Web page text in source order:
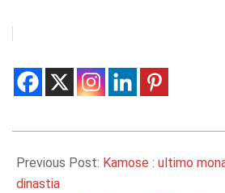
09-
05
Previous Post: Kamose : ultimo
dinastia